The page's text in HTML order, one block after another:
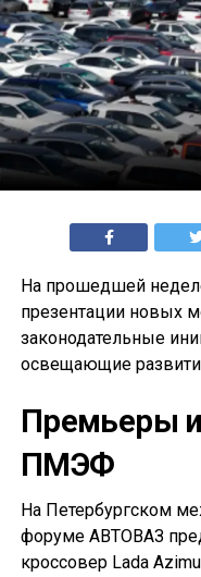
На прошедшей
презентации новых
законодательные
освещающие
Премьеры
ПМЭФ
На Петербургском
форуме АВТОВАЗ
кроссовер Lada